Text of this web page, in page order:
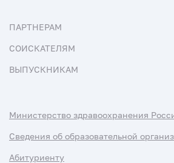
ПАРТНЕРАМ
СОИСКАТЕЛЯМ
ВЫПУСКНИКАМ
Министерство здравоохранения
Сведения об образовательной
Абитуриенту